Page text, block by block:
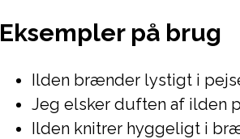
Eksempler på brug
Ilden brænder lystigt i
Jeg elsker duften af ilden
Ilden knitrer hyggeligt i